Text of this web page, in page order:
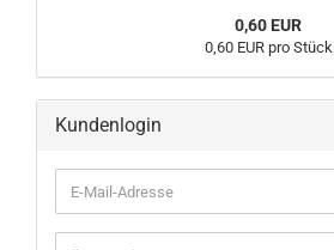
0,60 EUR
0,60 EUR pro Stück
Kundenlogin
E-
Mail-
Adresse